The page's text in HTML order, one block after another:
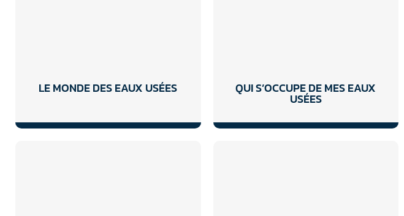
LE MONDE DES EAUX USÉES QUI S’OCCUPE DE MES EAUX
USÉES